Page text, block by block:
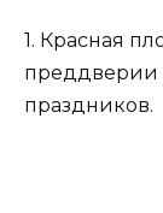
1. Красная
преддверии
праздников.